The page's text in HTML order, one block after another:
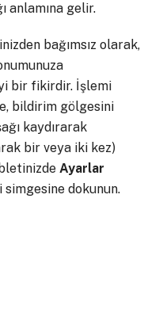
anlamına gelir.
bağımsız olarak,
bir fikirdir. İşlemi
bildirim gölgesini
kaydırarak
bir veya iki kez)
Ayarlar
simgesine dokunun.